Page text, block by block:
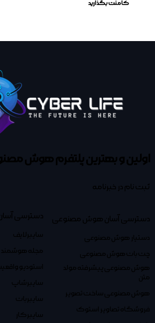
اولین و بهترین پلتفرمهوش
ثبت نام در خبرنامه
دسترسی آسان هوش مصنوعی
دستیار هوش مصنوعی
چت بات هوش مصنوعی
هوش مصنوعی پیشرفته مولد
متن
هوش مصنوعی ساخت تصویر
فروشگاه تصاویر استوک
دسترسی
سایبرلایف
مجله هوشمند
استودیو
سایبرشاپ
سایبربات
سایبرکار